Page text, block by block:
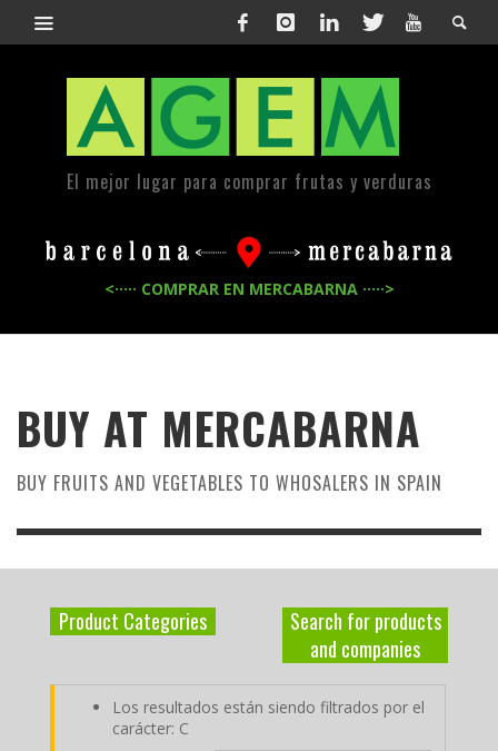
El mejor lugar para comprar frutas y verduras
<····· COMPRAR EN MERCABARNA ·····>
BUY AT MERCABARNA
BUY FRUITS AND VEGETABLES TO WHOSALERS IN SPAIN
Product Categories
Search for products
and companies
Los resultados están siendo filtrados por el
carácter: C